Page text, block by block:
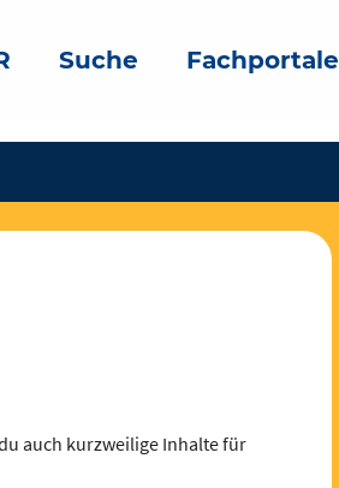
Suche Fachportale
auch kurzweilige Inhalte für